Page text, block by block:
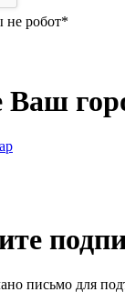
не робот*
Ваш
письмо для